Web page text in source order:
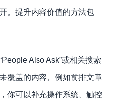
。提升内容价值的方法包
Also Ask”或相关搜索
覆盖的内容。例如前排文章
你可以补充操作系统、触控